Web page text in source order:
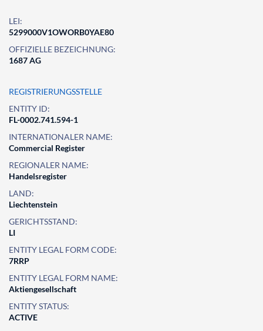
LEI:
5299000V1OWORB0YAE80
OFFIZIELLE BEZEICHNUNG:
1687 AG
REGISTRIERUNGSSTELLE
ENTITY ID:
FL-0002.741.594-1
INTERNATIONALER NAME:
Commercial Register
REGIONALER NAME:
Handelsregister
LAND:
Liechtenstein
GERICHTSSTAND:
LI
ENTITY LEGAL FORM CODE:
7RRP
ENTITY LEGAL FORM NAME:
Aktiengesellschaft
ENTITY STATUS:
ACTIVE